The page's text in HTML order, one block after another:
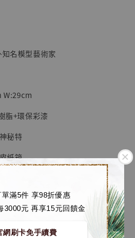
單滿5件 享98折優惠
3000元 再享15元回饋金
網刷卡免手續費
龍珠 系列蒐藏雕像 悟空 鳥山
作室]
名模型藝術家
W:29cm
脂+環保彩漆
秘特
紙箱